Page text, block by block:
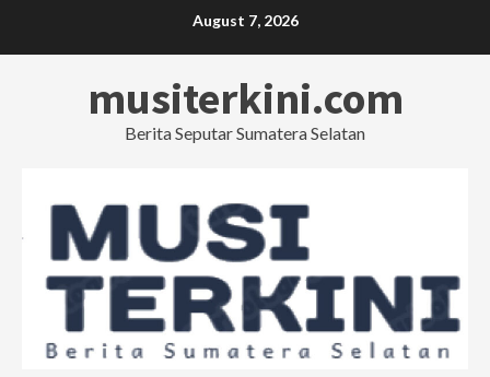
August 7, 2026
musiterkini.com
Berita Seputar Sumatera Selatan